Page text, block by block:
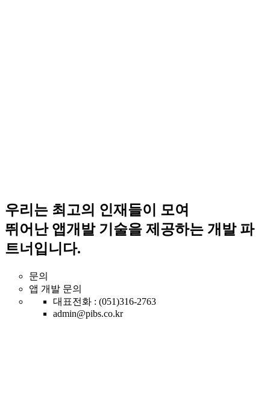
우리는 최고의 인재들이 모여
뛰어난 앱개발 기술을 제공하는 개발 파
트너입니다.
문의
앱 개발 문의
대표전화 : (051)316-2763
admin@pibs.co.kr